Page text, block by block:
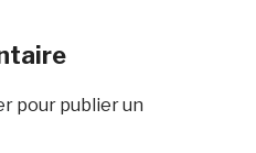
pour publier un